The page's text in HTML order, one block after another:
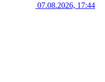
07.08.2026, 17:44